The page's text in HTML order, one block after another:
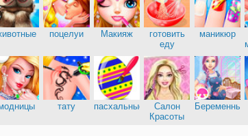
поцелуи Макияж
готовить
еду
маникюр
тату пасхальные
Салон
Красоты
Беременные